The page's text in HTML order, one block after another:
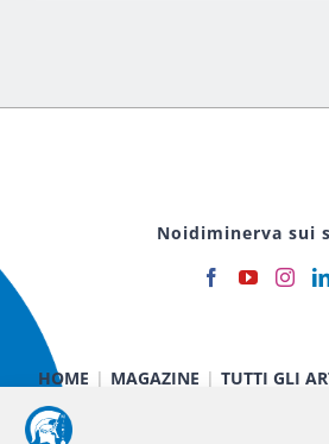
Noidiminerva sui
HOME MAGAZINE TUTTI GLI
CIBO E SALUTE